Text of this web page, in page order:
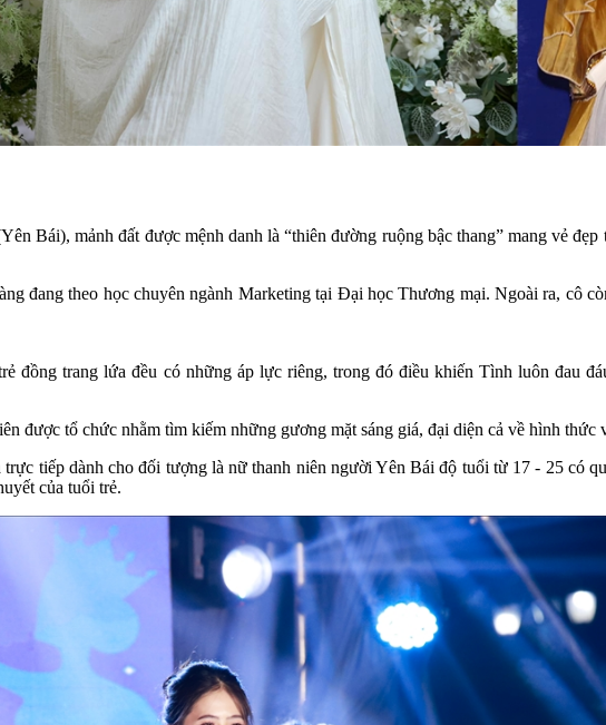
Bái), mảnh đất được mệnh danh là “thiên đường ruộng bậc thang” mang vẻ
đang theo học chuyên ngành Marketing tại Đại học Thương mại. Ngoài ra, cô
trang lứa đều có những áp lực riêng, trong đó điều khiến Tình luôn đau
được tổ chức nhằm tìm kiếm những gương mặt sáng giá, đại diện cả về hình thức
tiếp dành cho đối tượng là nữ thanh niên người Yên Bái độ tuổi từ 17 - 25 có
của tuổi trẻ.